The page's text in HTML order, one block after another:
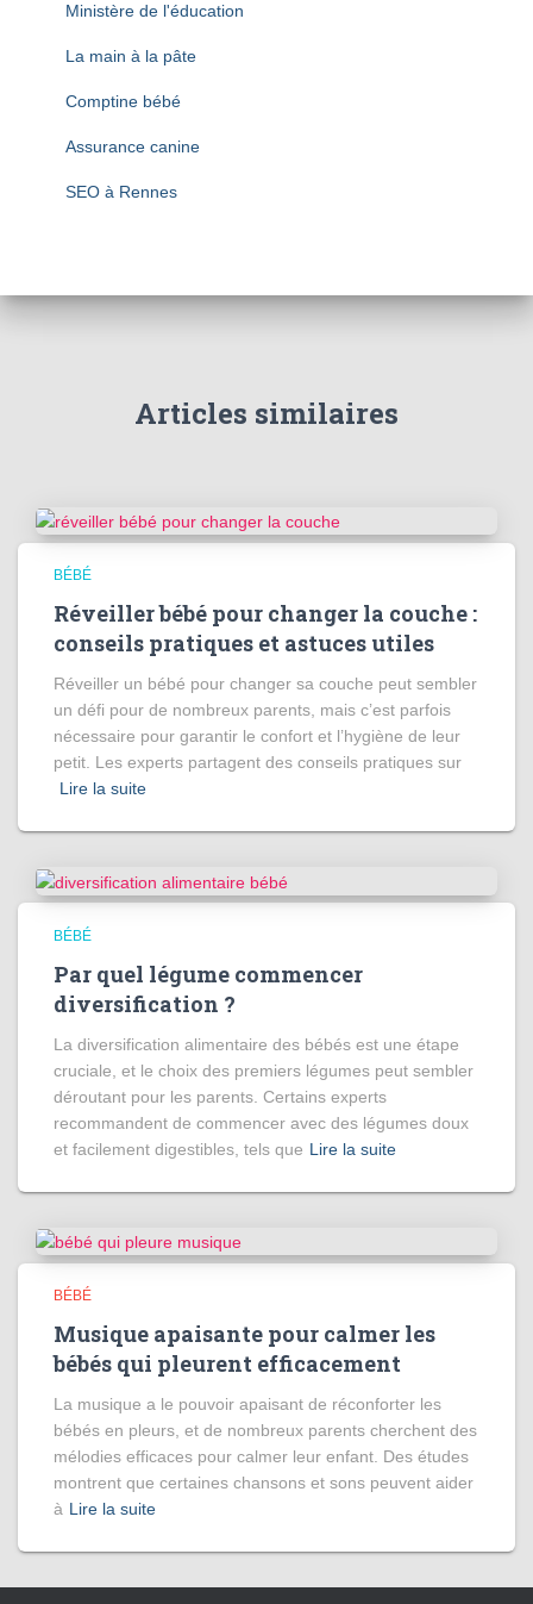
Ministère de l'éducation
La main à la pâte
Comptine bébé
Assurance canine
SEO à Rennes
Articles similaires
BÉBÉ
Réveiller bébé pour changer la couche :
conseils pratiques et astuces utiles
Réveiller un bébé pour changer sa couche peut sembler
un défi pour de nombreux parents, mais c’est parfois
nécessaire pour garantir le confort et l’hygiène de leur
petit. Les experts partagent des conseils pratiques sur
Lire la suite
BÉBÉ
Par quel légume commencer
diversification ?
La diversification alimentaire des bébés est une étape
cruciale, et le choix des premiers légumes peut sembler
déroutant pour les parents. Certains experts
recommandent de commencer avec des légumes doux
et facilement digestibles, tels que Lire la suite
BÉBÉ
Musique apaisante pour calmer les
bébés qui pleurent efficacement
La musique a le pouvoir apaisant de réconforter les
bébés en pleurs, et de nombreux parents cherchent des
mélodies efficaces pour calmer leur enfant. Des études
montrent que certaines chansons et sons peuvent aider
à Lire la suite